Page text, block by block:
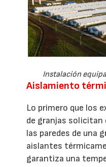
Instalación
Aislamiento
Lo primero que los
de granjas solicitan
las paredes de una
aislantes
garantiza una